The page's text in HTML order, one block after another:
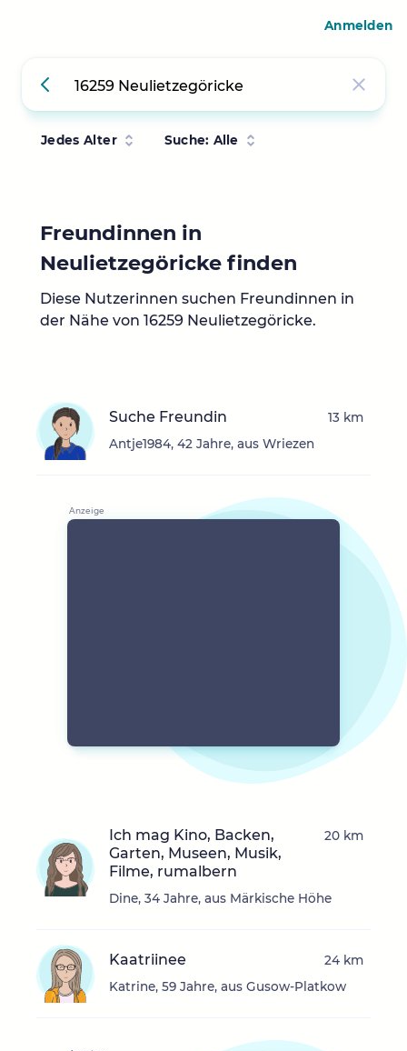
Jedes Alter Suche: Alle
Freundinnen in
Neulietzegöricke finden
Diese Nutzerinnen suchen Freundinnen in
der Nähe von 16259 Neulietzegöricke.
Suche Freundin
Antje1984, 42 Jahre, aus Wriezen
13 km
Ich mag Kino, Backen,
Garten, Museen, Musik,
Filme, rumalbern
Dine, 34 Jahre, aus Märkische Höhe
20 km
Kaatriinee
Katrine, 59 Jahre, aus Gusow-Platkow
24 km
Anmelden